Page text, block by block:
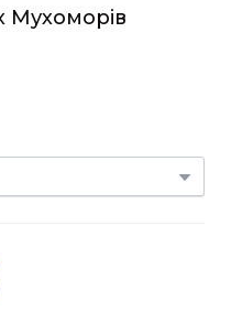
Мухоморів